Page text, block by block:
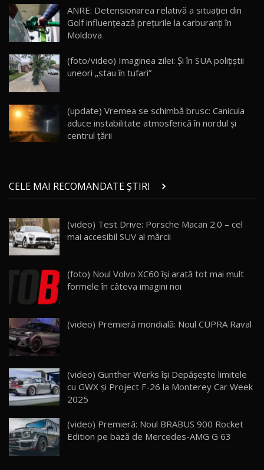
17 20:06
30:08
AutoBlog.MD
23:36
20
Noul ZEEKR 7X / Test Drive AutoBlog.MD
29:08
21
Micul BYD Dolphin Surf / Test Drive
AutoBlog.MD
16:59
22
Noua Mazda 6e / Test Drive AutoBlog.MD
26:59
Lynk & Co 01 / Test Drive AutoBlog.MD
25:19
24
ZEEKR 009: Cel mai Performant și Confortabil
Van Electric Testat în Moldova / AutoBlog.MD
25
mai Exclusiv și Puternic Defender Testat în
Moldova
32:21
26
AutoBlog.MD
10:57
ANRE: Detensionarea relativă a situației din
Golf influențează prețurile la carburanți în
Moldova
(foto/video) Imaginea zilei: Și în SUA polițiștii
uneori „stau în tufari”
(update) Vremea se schimbă brusc: Canicula
aduce instabilitate atmosferică în nordul și
centrul țării
CELE MAI RECOMANDATE ȘTIRI
(video) Test Drive: Porsche Macan 2.0 – cel
mai accesibil SUV al mărcii
(foto) Noul Volvo XC60 își arată tot mai mult
formele în câteva imagini noi
(video) Premieră mondială: Noul CUPRA Raval
(video) Gunther Werks își Depășește limitele
cu GWX și Project F-26 la Monterey Car Week
2025
(video) Premieră: Noul BRABUS 900 Rocket
Edition pe bază de Mercedes-AMG G 63